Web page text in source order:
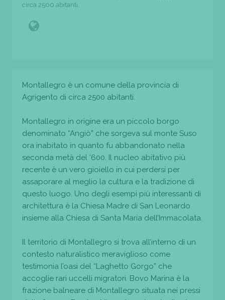
circa 2500 abitanti.
Montallegro è un comune della provincia di
Agrigento di circa 2500 abitanti.
Montallegro in origine era un piccolo borgo
denominato “Angiò” che sorgeva sul monte Suso
ora inabitato in quanto fu abbandonato nella
seconda metà del ‘600. Il nucleo abitativo più
recente è un vero gioiello in cui perdersi per
assaporare al meglio la cultura e la tradizione di
questo luogo. Uno degli esempi più interessanti di
architettura è la Chiesa Madre di San Leonardo
insieme alla Chiesa di Santa Maria dell’Immacolata.
Il territorio di Montallegro si trova all’interno di un
contesto naturalistico meraviglioso come
testimonia l’oasi del “Laghetto Gorgo” che
accoglie rari uccelli migratori. Bovo Marina è la
frazione balneare di Montallegro situata nei pressi